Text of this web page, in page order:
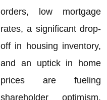
orders, low mortgage
rates, a significant drop-
off in housing inventory,
and an uptick in home
prices are fueling
shareholder optimism.